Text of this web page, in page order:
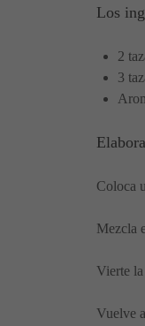
Los
2
3
Coloca
Mezcla
Vierte
Vuelve